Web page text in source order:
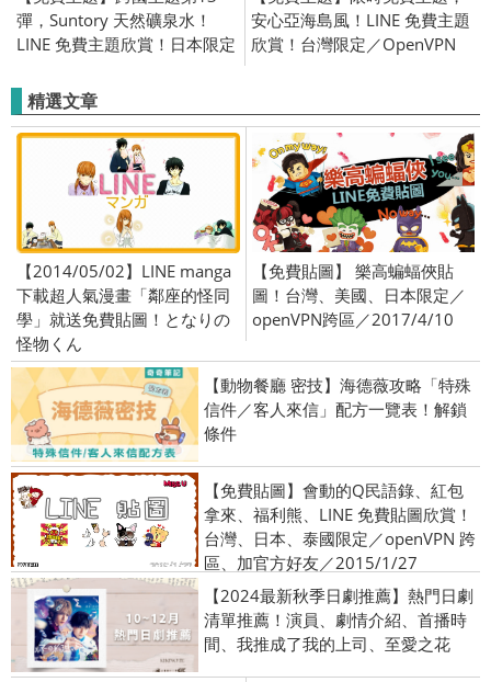
彈，Suntory 天然礦泉水！
LINE 免費主題欣賞！日本限定
2016/05/24
安心亞海島風！LINE 免費主題
欣賞！台灣限定／OpenVPN
精選文章
【2014/05/02】LINE manga
下載超人氣漫畫「鄰座的怪同
學」就送免費貼圖！となりの
怪物くん
【免費貼圖】 樂高蝙蝠俠貼
圖！台灣、美國、日本限定／
openVPN跨區／2017/4/10
【動物餐廳 密技】海德薇攻略「特殊
信件／客人來信」配方一覽表！解鎖
條件
【免費貼圖】會動的Q民語錄、紅包
拿來、福利熊、LINE 免費貼圖欣賞！
台灣、日本、泰國限定／openVPN 跨
區、加官方好友／2015/1/27
【2024最新秋季日劇推薦】熱門日劇
清單推薦！演員、劇情介紹、首播時
間、我推成了我的上司、至愛之花